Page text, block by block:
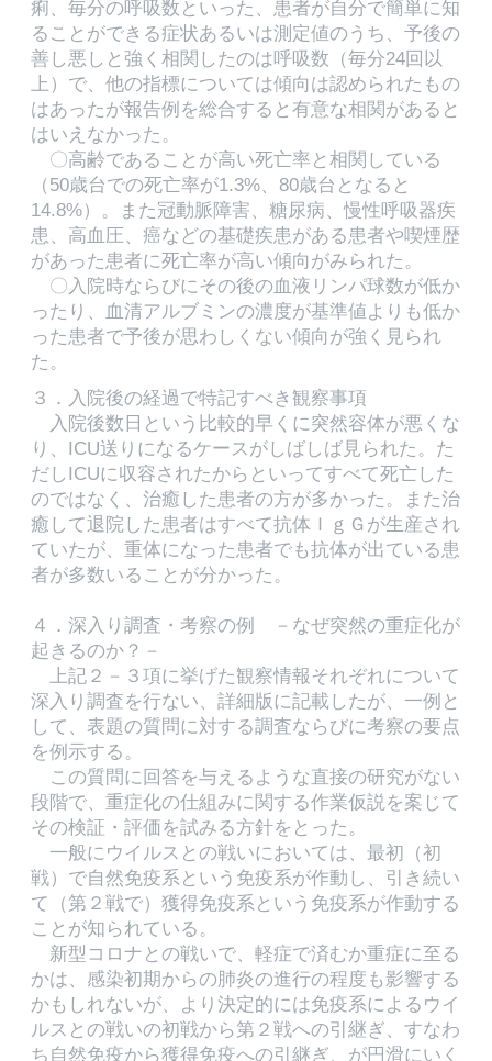
痢、毎分の呼吸数といった、患者が自分で簡単に知
ることができる症状あるいは測定値のうち、予後の
善し悪しと強く相関したのは呼吸数（毎分24回以
上）で、他の指標については傾向は認められたもの
はあったが報告例を総合すると有意な相関があると
はいえなかった。
〇高齢であることが高い死亡率と相関している
（50歳台での死亡率が1.3%、80歳台となると
14.8%）。また冠動脈障害、糖尿病、慢性呼吸器疾
患、高血圧、癌などの基礎疾患がある患者や喫煙歴
があった患者に死亡率が高い傾向がみられた。
〇入院時ならびにその後の血液リンパ球数が低か
ったり、血清アルブミンの濃度が基準値よりも低か
った患者で予後が思わしくない傾向が強く見られ
た。
３．入院後の経過で特記すべき観察事項
入院後数日という比較的早くに突然容体が悪くな
り、ICU送りになるケースがしばしば見られた。た
だしICUに収容されたからといってすべて死亡した
のではなく、治癒した患者の方が多かった。また治
癒して退院した患者はすべて抗体ＩｇＧが生産され
ていたが、重体になった患者でも抗体が出ている患
者が多数いることが分かった。
４．深入り調査・考察の例 －なぜ突然の重症化が
起きるのか？－
上記２－３項に挙げた観察情報それぞれについて
深入り調査を行ない、詳細版に記載したが、一例と
して、表題の質問に対する調査ならびに考察の要点
を例示する。
この質問に回答を与えるような直接の研究がない
段階で、重症化の仕組みに関する作業仮説を案じて
その検証・評価を試みる方針をとった。
一般にウイルスとの戦いにおいては、最初（初
戦）で自然免疫系という免疫系が作動し、引き続い
て（第２戦で）獲得免疫系という免疫系が作動する
ことが知られている。
新型コロナとの戦いで、軽症で済むか重症に至る
かは、感染初期からの肺炎の進行の程度も影響する
かもしれないが、より決定的には免疫系によるウイ
ルスとの戦いの初戦から第２戦への引継ぎ、すなわ
ち自然免疫から獲得免疫への引継ぎ、が円滑にいく